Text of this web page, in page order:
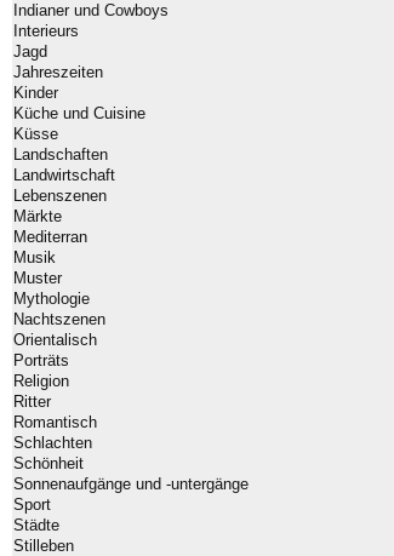
Indianer und Cowboys
Interieurs
Jagd
Jahreszeiten
Kinder
Küche und Cuisine
Küsse
Landschaften
Landwirtschaft
Lebenszenen
Märkte
Mediterran
Musik
Muster
Mythologie
Nachtszenen
Orientalisch
Porträts
Religion
Ritter
Romantisch
Schlachten
Schönheit
Sonnenaufgänge und -untergänge
Sport
Städte
Stilleben